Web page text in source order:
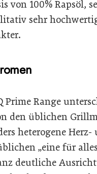
von 100% Rapsöl,
sehr
Prime Range
den üblichen
heterogene
„eine für
deutliche